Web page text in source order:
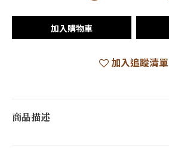
加入購物車
加入追蹤清單
商品描述